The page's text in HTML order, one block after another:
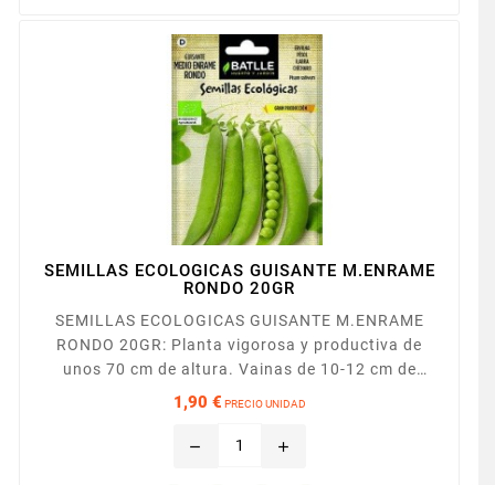
SEMILLAS ECOLOGICAS GUISANTE M.ENRAME
RONDO 20GR
SEMILLAS ECOLOGICAS GUISANTE M.ENRAME
RONDO 20GR: Planta vigorosa y productiva de
unos 70 cm de altura. Vainas de 10-12 cm de
longitud con 8-10 granos de calibre grueso y color
1,90 € PRECIO UNIDAD
remove add